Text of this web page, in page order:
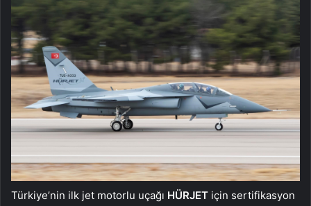
Türkiye’nin ilk jet motorlu uçağı HÜRJET için sertifikasyon